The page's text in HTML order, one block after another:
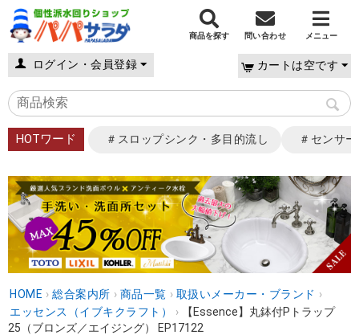
商品を探す 問い合わせ メニュー
ログイン・会員登録 カートは空です
HOTワード ＃スロップシンク・多目的流し ＃センサ
HOME › 総合案内所 › 商品一覧 › 取扱いメーカー・ブランド ›
エッセンス（イブキクラフト）
›
【Essence】丸鉢付Pトラップ
25（ブロンズ／エイジング） EP17122